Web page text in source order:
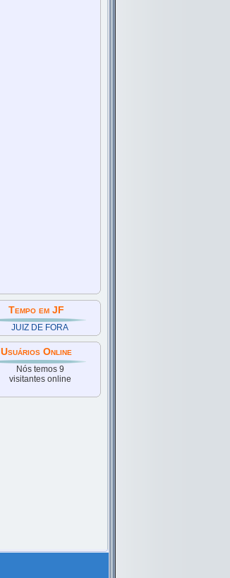
Tempo em JF
JUIZ DE FORA
Usuários Online
Nós temos 9
visitantes online